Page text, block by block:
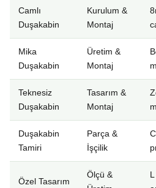
Camlı
Duşakabin
Kurulum &
Montaj
Mika
Duşakabin
Üretim &
Montaj
Teknesiz
Duşakabin
Tasarım &
Montaj
Duşakabin
Tamiri
Parça &
İşçilik
Özel Tasarım
Ölçü &